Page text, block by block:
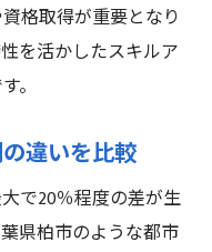
格取得が重要となり
を活かしたスキルア
。
違いを比較
で20％程度の差が生
県柏市のような都市